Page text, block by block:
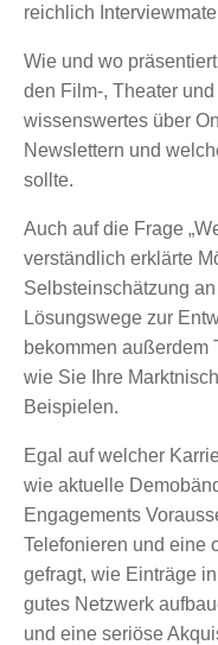
reichlich
Wie und wo
den Film-, Theater
wissenswertes über
Newslettern und
sollte.
Auch auf die Frage
verständlich erklärte
Selbsteinschätzung
Lösungswege zur
bekommen außerdem
wie Sie Ihre
Beispielen.
Egal auf welcher
wie aktuelle
Engagements
Telefonieren und eine
gefragt, wie Einträge
gutes Netzwerk
und eine seriöse